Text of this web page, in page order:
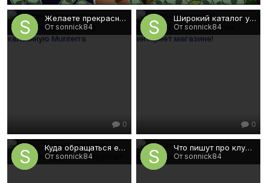
Желаете прекрасно отдохнуть? Заходите в кальянную Munterra
От sonnick84
0
Широкий каталог увлажнителей в лучшем интернет магазине!
От sonnick84
0
Куда обращаться если нужна авиадоставка грузов?
От sonnick84
Что пишут про клуб Голд гемблеры?
От sonnick84